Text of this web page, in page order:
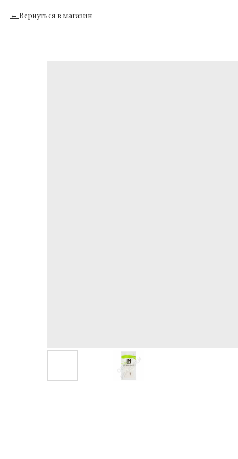
Вернуться в магазин